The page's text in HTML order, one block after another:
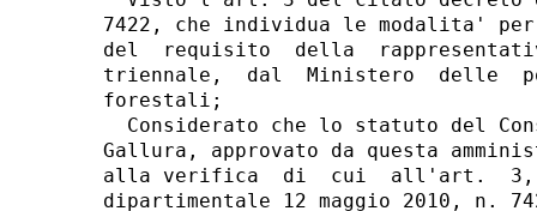
7422, che individua le modalita'
del  requisito  della
triennale,  dal  Ministero  delle
forestali;
Considerato che lo statuto del
Gallura, approvato da questa
alla verifica  di  cui  all'art.  3,
dipartimentale 12 maggio 2010, n.